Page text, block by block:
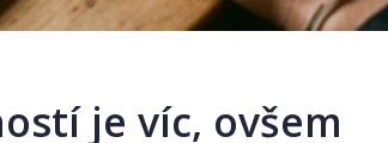
je víc, ovšem